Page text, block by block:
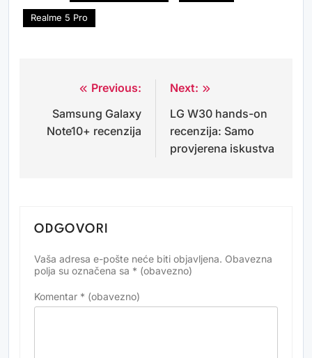
Realme 5 Pro
Navigacija
objava
Previous:
Samsung Galaxy
Note10+ recenzija
Next:
LG W30 hands-on
recenzija: Samo
provjerena iskustva
ODGOVORI
Vaša adresa e-pošte neće biti objavljena. Obavezna
polja su označena sa * (obavezno)
Komentar * (obavezno)
Alternative: